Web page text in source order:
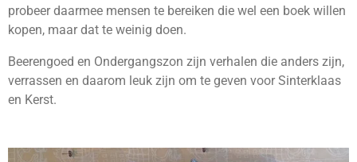
probeer daarmee mensen te bereiken die wel een boek willen
kopen, maar dat te weinig doen.
Beerengoed en Ondergangszon zijn verhalen die anders zijn,
verrassen en daarom leuk zijn om te geven voor Sinterklaas
en Kerst.